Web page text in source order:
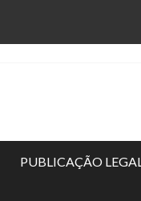
PUBLICAÇÃO LEGAL